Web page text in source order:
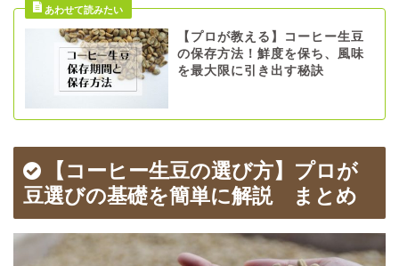
【プロが教える】コーヒー生豆
の保存方法！鮮度を保ち、風味
を最大限に引き出す秘訣
【コーヒー生豆の選び方】プロが
豆選びの基礎を簡単に解説 まとめ